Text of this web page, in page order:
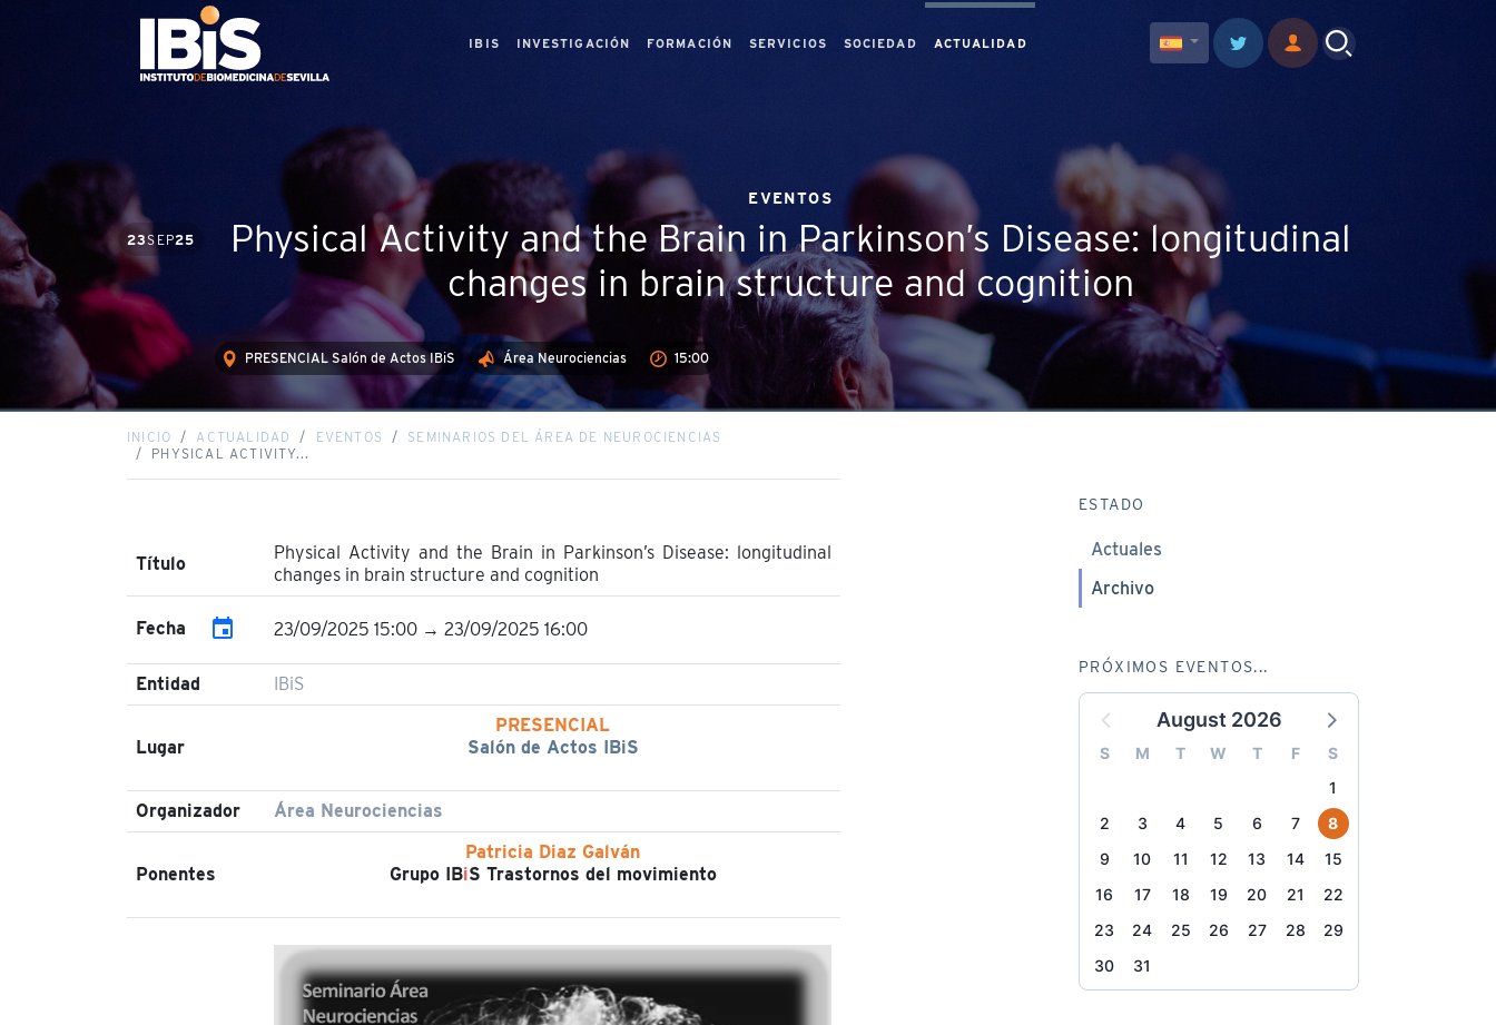
IBIS INVESTIGACIÓN FORMACIÓN SERVICIOS SOCIEDAD ACTUALIDAD
23SEP25
EVENTOS
Physical Activity and the Brain in Parkinson’s Disease: longitudinal
changes in brain structure and cognition
PRESENCIAL Salón de Actos IBiS Área Neurociencias 15:00
INICIO ACTUALIDAD EVENTOS
SEMINARIOS DEL ÁREA DE NEUROCIENCIAS
PHYSICAL ACTIVITY...
Título
Physical Activity and the Brain in Parkinson’s Disease: longitudinal
changes in brain structure and cognition
Fecha event 23/09/2025 15:00 → 23/09/2025 16:00
Entidad IBiS
Lugar
PRESENCIAL
Salón de Actos IBiS
Organizador Área Neurociencias
Ponentes
Patricia Diaz Galván
Grupo IBiS Trastornos del movimiento
ESTADO
Actuales
Archivo
PRÓXIMOS EVENTOS...
August 2026
S M T W T F
S
1
2
3 4 5 6 7
8
9
10 11 12 13 14
15
16
17 18 19 20 21
22
23
24 25 26 27 28
29
30
31